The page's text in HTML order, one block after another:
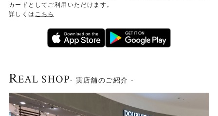
カードとしてご利用いただけます。
詳しくは こちら
REAL SHOP- 実店舗のご紹介 -